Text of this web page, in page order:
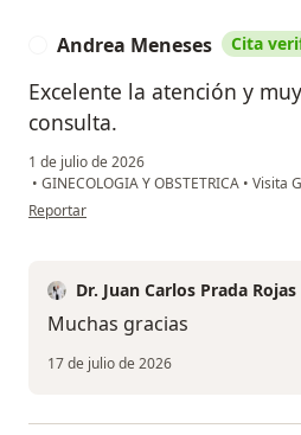
Andrea Meneses Cita
Excelente la atención y
consulta.
1 de julio de 2026
• GINECOLOGIA Y OBSTETRICA • Visita
en opinión del usuario Andrea Meneses
Reportar
Dr. Juan Carlos Prada Rojas
Muchas gracias
17 de julio de 2026